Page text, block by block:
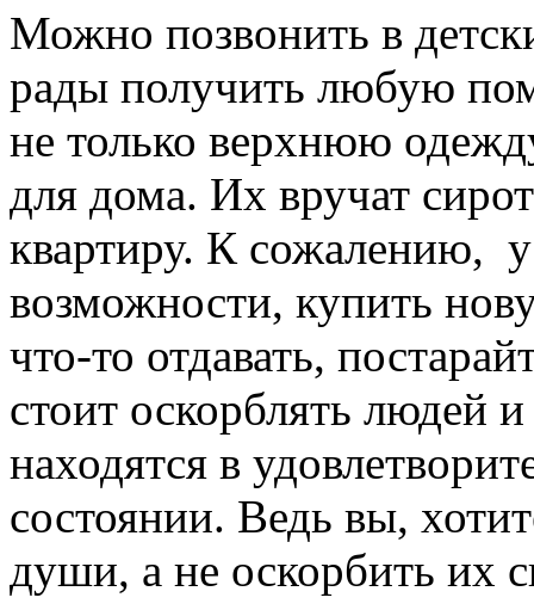
Можно позвонить в
рады получить любую
не только верхнюю
для дома. Их вручат
квартиру. К сожалению,
возможности, купить
что-то отдавать,
стоит оскорблять людей
находятся в
состоянии. Ведь вы,
души, а не оскорбить их